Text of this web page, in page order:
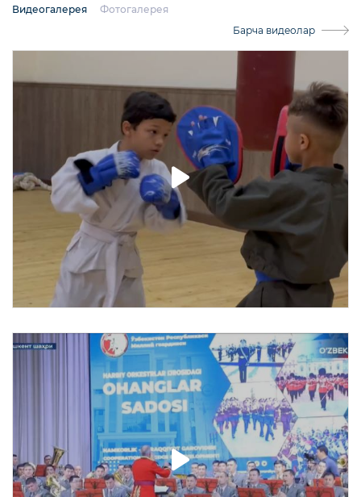
Видеогалерея
Фотогалерея
Барча видеолар